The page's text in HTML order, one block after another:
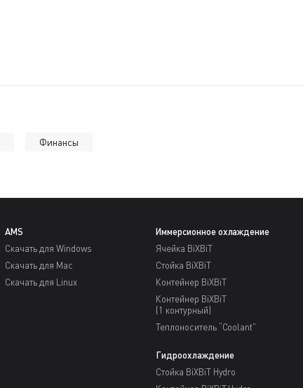
Финансы
AMS
Скачать для Windows
Скачать для Mac
Скачать для Linux
Иммерсионное охлаждение
Ячейка BiXBiT
Стойка BiXBiT
Контейнер BiXBiT
Контейнер BiXBiT
(1 контурный)
Теплоноситель “Coolant”
Гидроохлаждение
Стойка BiXBiT Hydro